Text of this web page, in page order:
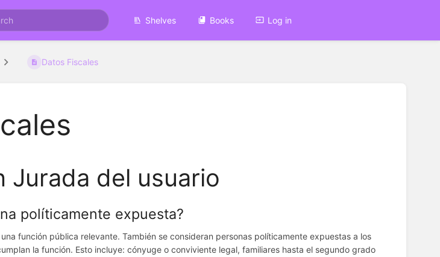
Shelves Books Log in
Datos Fiscales
Jurada del usuario
políticamente expuesta?
función pública relevante. También se consideran personas políticamente expuestas a los
la función. Esto incluye: cónyuge o conviviente legal, familiares hasta el segundo grado